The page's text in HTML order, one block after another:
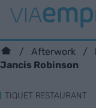
Afterwork
Jancis Robinson
TIQUET RESTAURANT